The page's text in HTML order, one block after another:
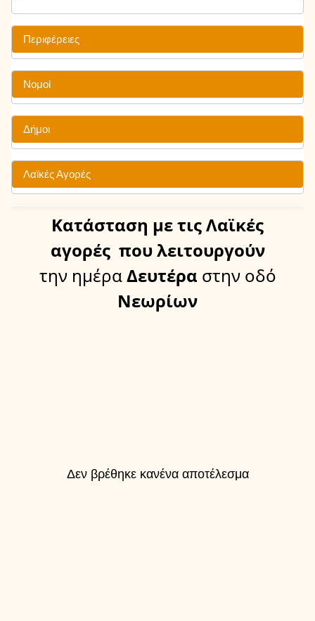
Περιφέρειες
Νομοί
Δήμοι
Λαϊκές Αγορές
Κατάσταση με τις Λαϊκές
αγορές που λειτουργούν
την ημέραΔευτέρα στην οδό
Νεωρίων
Δεν βρέθηκε κανένα αποτέλεσμα